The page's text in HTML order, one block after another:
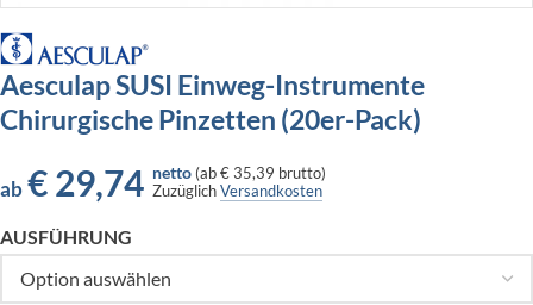
Aesculap SUSI Einweg-Instrumente
Chirurgische Pinzetten (20er-Pack)
ab €29,74 netto (ab€ 35,39 brutto)
ZuzüglichVersandkosten
AUSFÜHRUNG